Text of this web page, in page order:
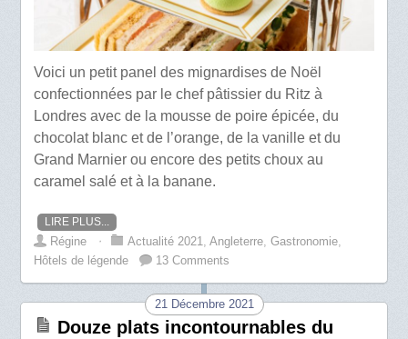
Voici un petit panel des mignardises de Noël
confectionnées par le chef pâtissier du Ritz à
Londres avec de la mousse de poire épicée, du
chocolat blanc et de l’orange, de la vanille et du
Grand Marnier ou encore des petits choux au
caramel salé et à la banane.
LIRE PLUS...
Régine ⋅ Actualité 2021 ,Angleterre ,Gastronomie
Hôtels de légende
13 Comments
21 Décembre 2021
Douze plats incontournables du